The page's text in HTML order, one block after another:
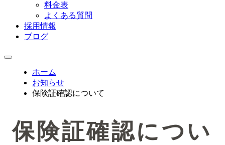
料金表
よくある質問
採用情報
ブログ
ホーム
お知らせ
保険証確認について
保険証確認につい